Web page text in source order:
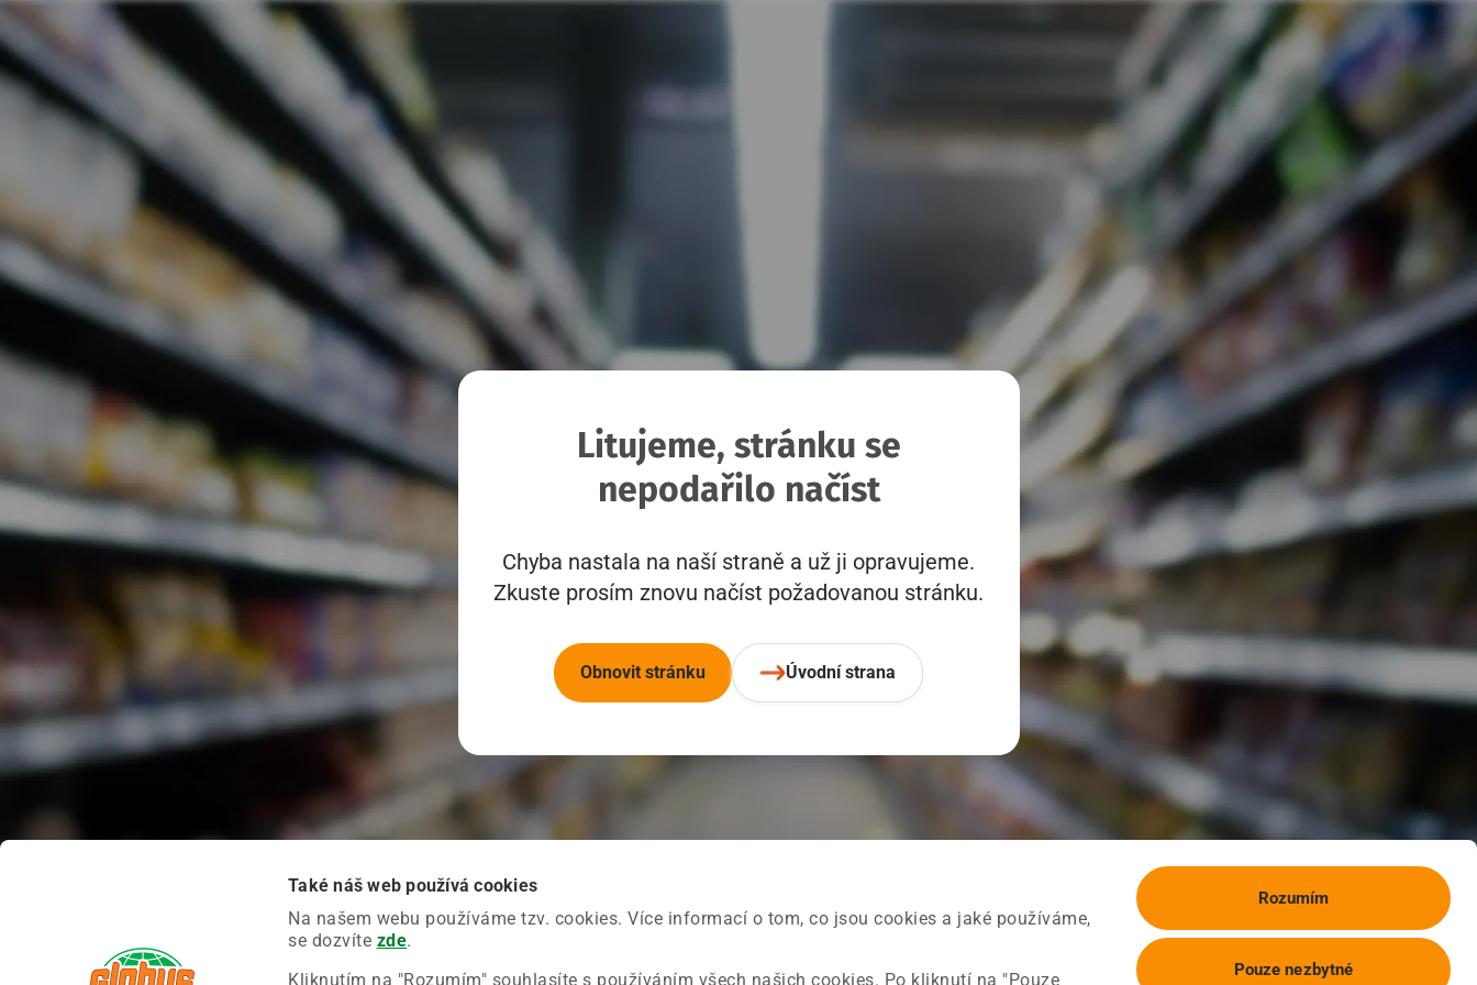
Také náš web používá cookies
Na našem webu používáme tzv. cookies. Více informací o tom, co jsou cookies a jaké používáme,
se dozvíte zde.
Kliknutím na "Rozumím" souhlasíte s používáním všech našich cookies. Po kliknutí na "Pouze
Rozumím
Pouze nezbytné
Litujeme, stránku se
nepodařilo načíst
Chyba nastala na naší straně a už ji opravujeme.
Zkuste prosím znovu načíst požadovanou stránku.
Obnovit stránku Úvodní strana